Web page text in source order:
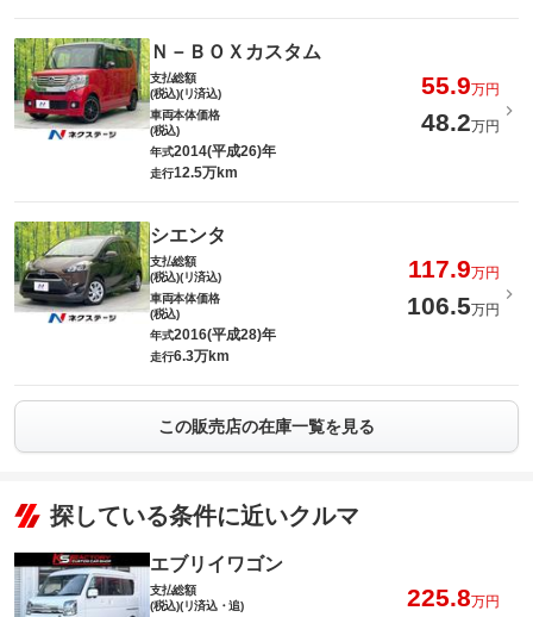
Ｎ－ＢＯＸカスタム
支払総額
(税込)(リ済込)
55.9万円
車両本体価格
(税込)
48.2万円
年式2014(平成26)年
走行12.5万km
シエンタ
支払総額
(税込)(リ済込)
117.9万円
車両本体価格
(税込)
106.5万円
年式2016(平成28)年
走行6.3万km
この販売店の在庫一覧を見る
探している条件に近いクルマ
エブリイワゴン
支払総額
(税込)(リ済込・追)
225.8万円